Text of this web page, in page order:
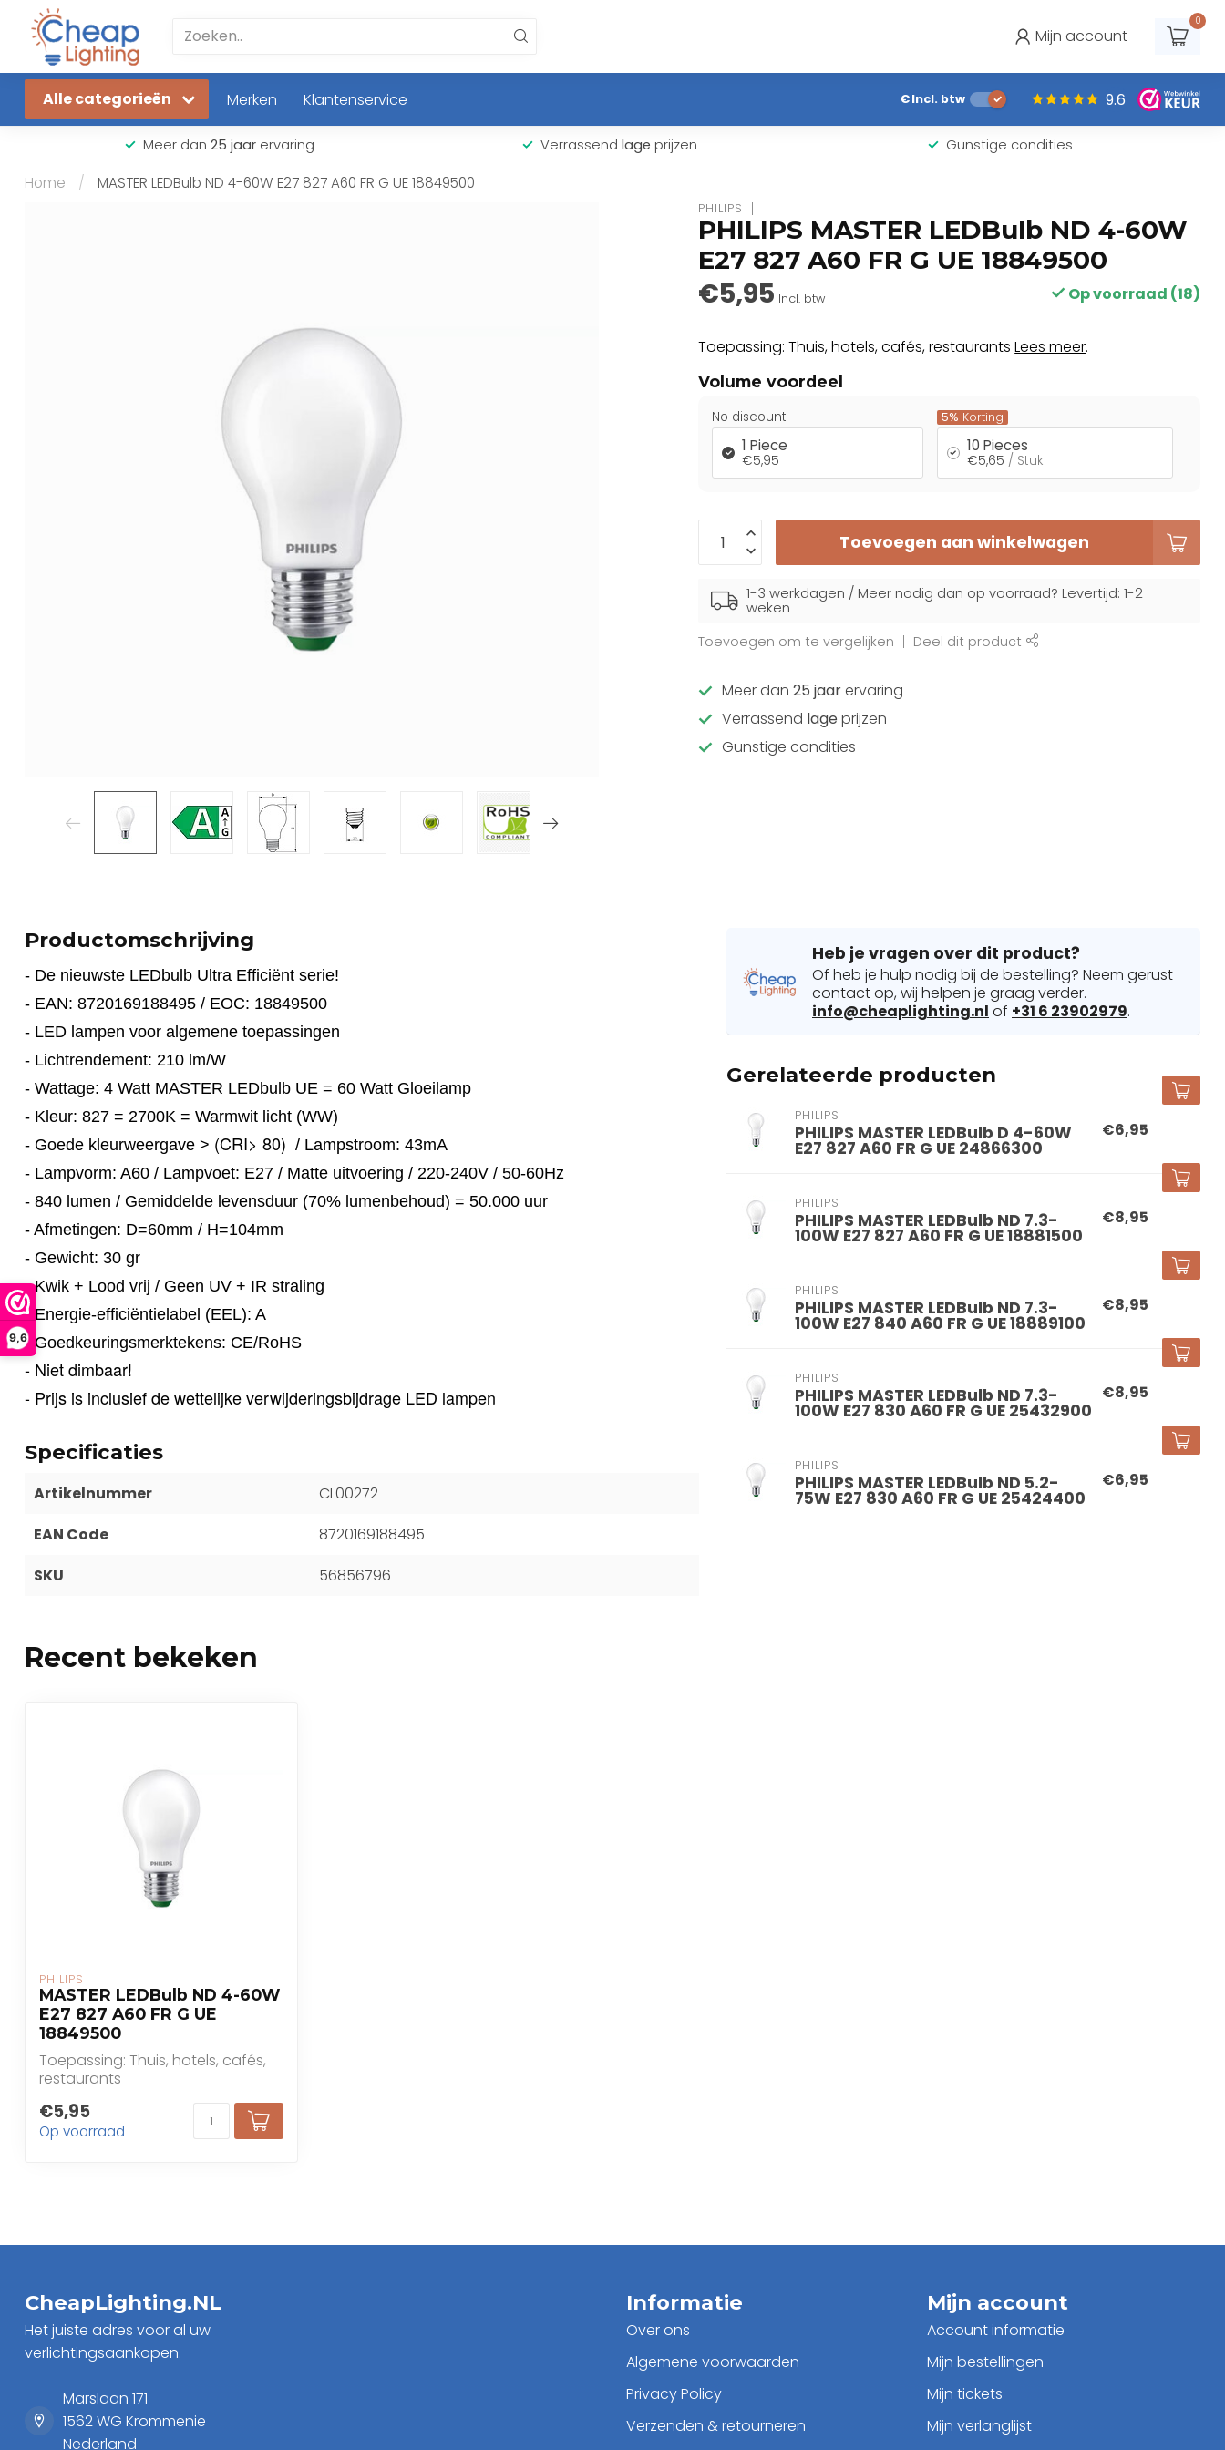
9,6
Mijn account
0
Alle categorieën Merken Klantenservice €Incl. btw 9.6
Meer dan 25 jaar ervaring Verrassend lage prijzen Gunstige condities
Home / MASTER LEDBulb ND 4-60W E27 827 A60 FR G UE 18849500
PHILIPS
PHILIPS MASTER LEDBulb ND 4-60W
E27 827 A60 FR G UE 18849500
€5,95 Incl. btw Op voorraad (18)
Toepassing: Thuis, hotels, cafés, restaurantsLees meer.
Volume voordeel
No discount
1 Piece
€5,95
5% Korting
10 Pieces
€5,65 / Stuk
Toevoegen aan winkelwagen
1-3 werkdagen / Meer nodig dan op voorraad? Levertijd: 1-2
weken
Toevoegen om te vergelijken
Deel dit product
Meer dan25 jaarervaring
Verrassend lage prijzen
Gunstige condities
Productomschrijving
- De nieuwste LEDbulb Ultra Efficiënt serie!
- EAN: 8720169188495 / EOC: 18849500
- LED lampen voor algemene toepassingen
- Lichtrendement: 210 lm/W
- Wattage: 4 Watt MASTER LEDbulb UE = 60 Watt Gloeilamp
- Kleur: 827 = 2700K = Warmwit licht (WW)
- Goede kleurweergave > (CRI> 80) / Lampstroom: 43mA
- Lampvorm: A60 / Lampvoet: E27 / Matte uitvoering / 220-240V / 50-60Hz
- 840 lumen / Gemiddelde levensduur (70% lumenbehoud) = 50.000 uur
- Afmetingen: D=60mm / H=104mm
- Gewicht: 30 gr
- Kwik + Lood vrij / Geen UV + IR straling
- Energie-efficiëntielabel (EEL): A
- Goedkeuringsmerktekens: CE/RoHS
- Niet dimbaar!
- Prijs is inclusief de wettelijke verwijderingsbijdrage LED lampen
Specificaties
Artikelnummer
CL00272
EAN Code
8720169188495
SKU
56856796
Heb je vragen over dit product?
Of heb je hulp nodig bij de bestelling? Neem gerust
contact op, wij helpen je graag verder.
info@cheaplighting.nl of +31 6 23902979.
Gerelateerde producten
PHILIPS
PHILIPS MASTER LEDBulb D 4-60W
E27 827 A60 FR G UE 24866300
€6,95
PHILIPS
PHILIPS MASTER LEDBulb ND 7.3-
100W E27 827 A60 FR G UE 18881500
€8,95
PHILIPS
PHILIPS MASTER LEDBulb ND 7.3-
100W E27 840 A60 FR G UE 18889100
€8,95
PHILIPS
PHILIPS MASTER LEDBulb ND 7.3-
100W E27 830 A60 FR G UE 25432900
€8,95
PHILIPS
PHILIPS MASTER LEDBulb ND 5.2-
75W E27 830 A60 FR G UE 25424400
€6,95
Recent bekeken
PHILIPS
MASTER LEDBulb ND 4-60W
E27 827 A60 FR G UE
18849500
Toepassing: Thuis, hotels, cafés,
restaurants
€5,95
Op voorraad
CheapLighting.NL
Het juiste adres voor al uw
verlichtingsaankopen.
Marslaan 171
1562 WG Krommenie
Nederland
Informatie
Over ons
Algemene voorwaarden
Privacy Policy
Verzenden & retourneren
Mijn account
Account informatie
Mijn bestellingen
Mijn tickets
Mijn verlanglijst